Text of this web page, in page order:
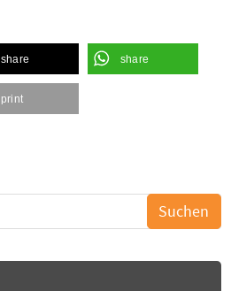
share share
print